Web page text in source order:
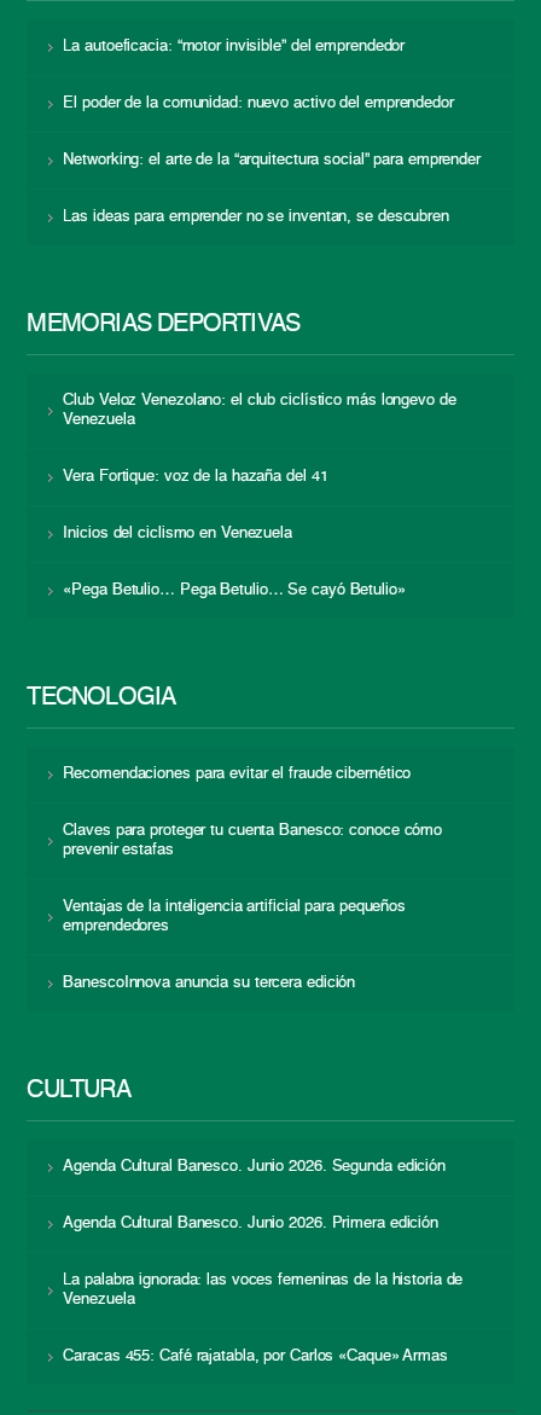
La autoeficacia: “motor invisible” del emprendedor
El poder de la comunidad: nuevo activo del emprendedor
Networking: el arte de la “arquitectura social” para emprender
Las ideas para emprender no se inventan, se descubren
MEMORIAS DEPORTIVAS
Club Veloz Venezolano: el club ciclístico más longevo de
Venezuela
Vera Fortique: voz de la hazaña del 41
Inicios del ciclismo en Venezuela
«Pega Betulio… Pega Betulio… Se cayó Betulio»
TECNOLOGÍA
Recomendaciones para evitar el fraude cibernético
Claves para proteger tu cuenta Banesco: conoce cómo
prevenir estafas
Ventajas de la inteligencia artificial para pequeños
emprendedores
BanescoInnova anuncia su tercera edición
CULTURA
Agenda Cultural Banesco. Junio 2026. Segunda edición
Agenda Cultural Banesco. Junio 2026. Primera edición
La palabra ignorada: las voces femeninas de la historia de
Venezuela
Caracas 455: Café rajatabla, por Carlos «Caque» Armas